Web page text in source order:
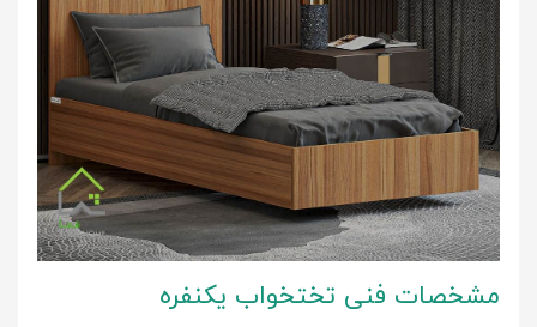
مشخصات فنی تختخواب یکنفره